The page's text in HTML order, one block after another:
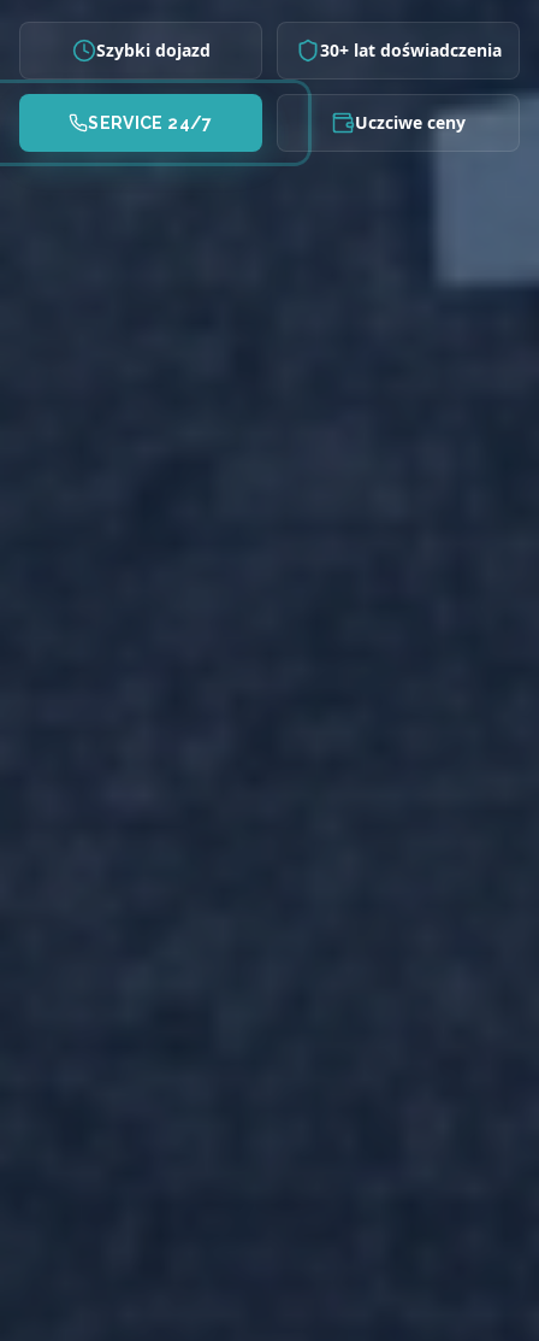
Szybki dojazd 30+ lat doświadczenia
SERVICE 24/7 Uczciwe ceny